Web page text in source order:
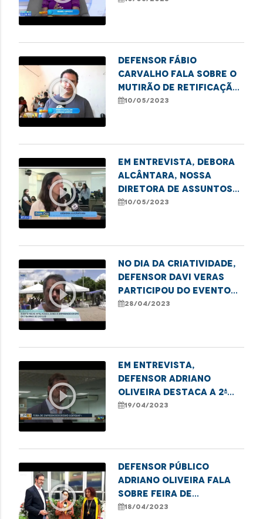
play_circle_outline
Defensor Fábio
Carvalho fala sobre o
mutirão de retificação
de registro civil em
10/05/2023
play_circle_outline
Em entrevista, Debora
Alcântara, nossa
Diretora de Assuntos
Institucionais e
Cidadania Transgênero
10/05/2023
play_circle_outline
No Dia da Criatividade,
defensor Davi Veras
participou do evento
da ONG Justiça e Paz se
28/04/2023
play_circle_outline
Em entrevista,
defensor Adriano
Oliveira destaca a 2ª
Feira do
Imperatriz
19/04/2023
play_circle_outline
Defensor público
Adriano Oliveira fala
sobre Feira de
Empreendedorismo
18/04/2023